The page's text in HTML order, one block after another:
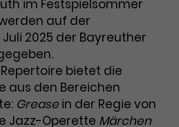
über
Websites hinweg.
im Festspielsommer
auf der
2025 der Bayreuther
bietet die
aus den Bereichen
Greasein der Regie von
Jazz-Operette Märchen